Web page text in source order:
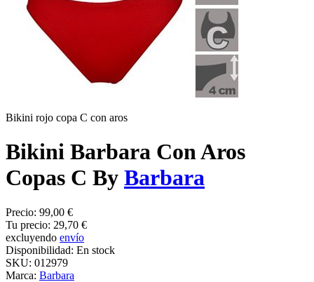
Bikini rojo copa C con aros
Bikini Barbara Con Aros
Copas C By Barbara
Precio: 99,00 €
Tu precio: 29,70 €
excluyendo envío
Disponibilidad: En stock
SKU: 012979
Marca: Barbara